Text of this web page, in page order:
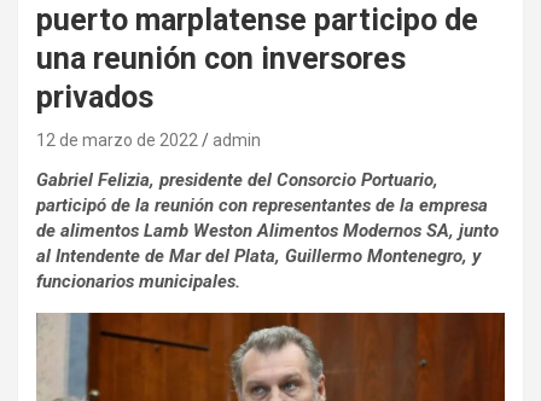
puerto marplatense participo de
una reunión con inversores
privados
12 de marzo de 2022 admin
Gabriel Felizia, presidente del Consorcio Portuario,
participó de la reunión con representantes de la empresa
de alimentos Lamb Weston Alimentos Modernos SA, junto
al Intendente de Mar del Plata, Guillermo Montenegro, y
funcionarios municipales.